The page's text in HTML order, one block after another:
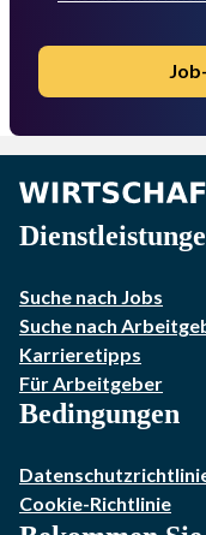
Suche nach Jobs
Suche nach
Karrieretipps
Für Arbeitgeber
Bedingungen
Cookie-Richtlinie